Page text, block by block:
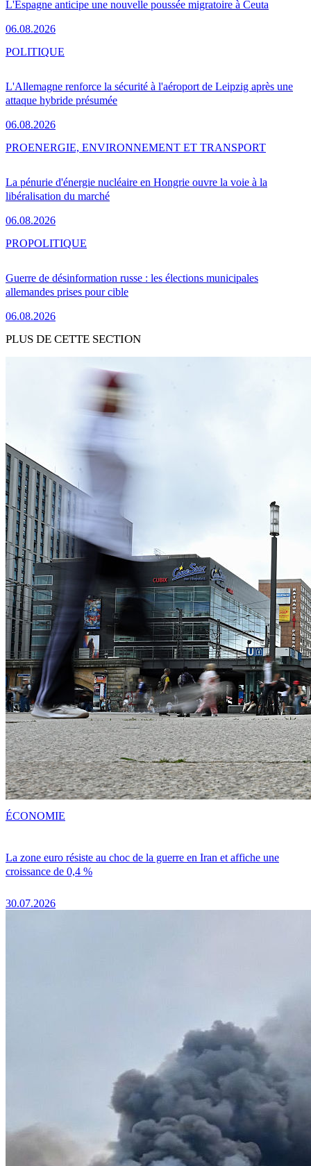
L'Espagne anticipe une nouvelle poussée migratoire à Ceuta
06.08.2026
L'Allemagne renforce la sécurité à l'aéroport de Leipzig après une
attaque hybride présumée
06.08.2026
POLITIQUE
La pénurie d'énergie nucléaire en Hongrie ouvre la voie à la
libéralisation du marché
06.08.2026
PROENERGIE, ENVIRONNEMENT ET TRANSPORT
Guerre de désinformation russe : les élections municipales
allemandes prises pour cible
06.08.2026
PROPOLITIQUE
PLUS DE CETTE SECTION
La zone euro résiste au choc de la guerre en Iran et affiche une
croissance de 0,4 %
30.07.2026
ÉCONOMIE